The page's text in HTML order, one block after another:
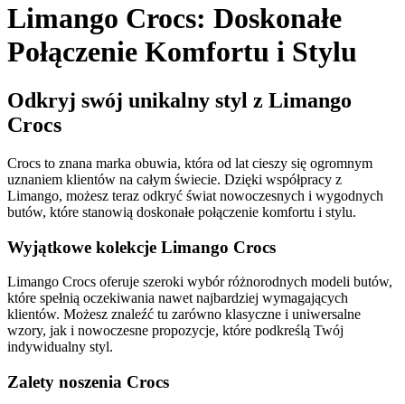
Limango Crocs: Doskonałe
Połączenie Komfortu i Stylu
Odkryj swój unikalny styl z Limango
Crocs
Crocs to znana marka obuwia, która od lat cieszy się ogromnym
uznaniem klientów na całym świecie. Dzięki współpracy z
Limango, możesz teraz odkryć świat nowoczesnych i wygodnych
butów, które stanowią doskonałe połączenie komfortu i stylu.
Wyjątkowe kolekcje Limango Crocs
Limango Crocs oferuje szeroki wybór różnorodnych modeli butów,
które spełnią oczekiwania nawet najbardziej wymagających
klientów. Możesz znaleźć tu zarówno klasyczne i uniwersalne
wzory, jak i nowoczesne propozycje, które podkreślą Twój
indywidualny styl.
Zalety noszenia Crocs